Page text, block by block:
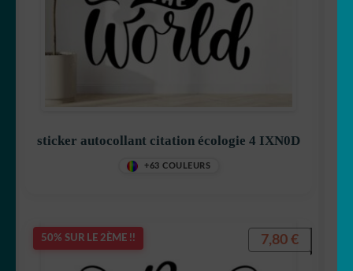
sticker autocollant citation écologie 4 IXN0D
+63 COULEURS
50% SUR LE 2ÈME !! 7,80 €